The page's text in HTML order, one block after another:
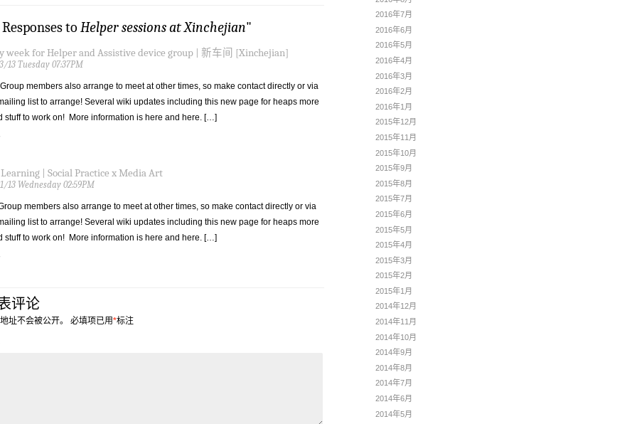
Responses to Helper sessions at Xinchejian"
week for Helper and Assistive device group | 新车间 [Xinchejian]
13 Tuesday 07:37PM
members also arrange to meet at other times, so make contact directly or via
list to arrange! Several wiki updates including this new page for heaps more
stuff to work on! More information is here and here. […]
| Social Practice x Media Art
13 Wednesday 02:59PM
members also arrange to meet at other times, so make contact directly or via
list to arrange! Several wiki updates including this new page for heaps more
stuff to work on! More information is here and here. […]
评论
址不会被公开。 必填项已用*标注
2016年7月
2016年6月
2016年5月
2016年4月
2016年3月
2016年2月
2016年1月
2015年12月
2015年11月
2015年10月
2015年9月
2015年8月
2015年7月
2015年6月
2015年5月
2015年4月
2015年3月
2015年2月
2015年1月
2014年12月
2014年11月
2014年10月
2014年9月
2014年8月
2014年7月
2014年6月
2014年5月